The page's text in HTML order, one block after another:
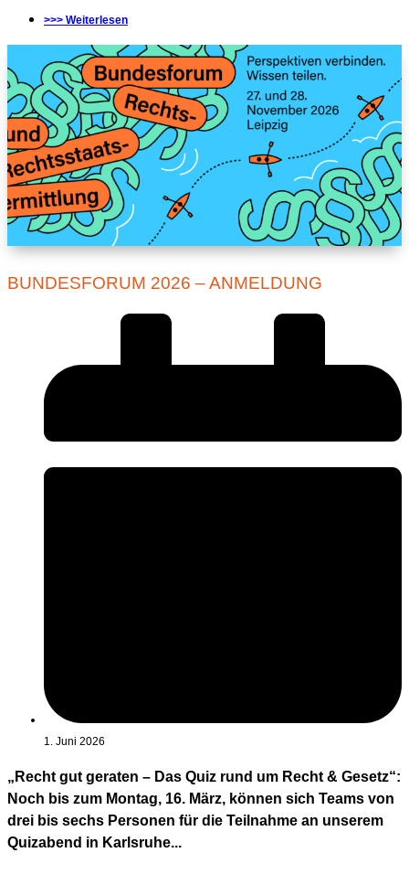
>>> Weiterlesen
BUNDESFORUM 2026 – ANMELDUNG
1. Juni 2026
„Recht gut geraten – Das Quiz rund um Recht & Gesetz“:
Noch bis zum Montag, 16. März, können sich Teams von
drei bis sechs Personen für die Teilnahme an unserem
Quizabend in Karlsruhe...